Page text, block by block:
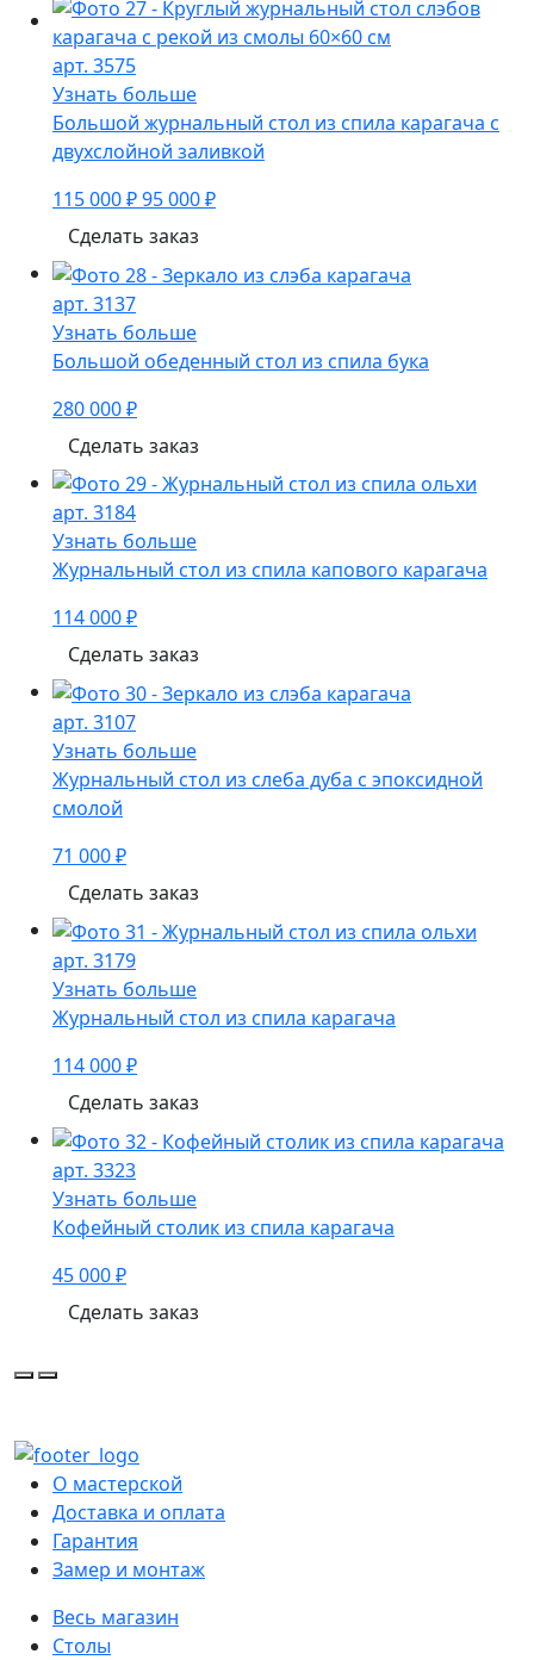
арт. 3575
Узнать больше
Большой журнальный стол из спила карагача с
двухслойной заливкой
115 000 ₽95 000 ₽
Сделать заказ
арт. 3137
Узнать больше
Большой обеденный стол из спила бука
280 000 ₽
Сделать заказ
арт. 3184
Узнать больше
Журнальный стол из спила капового карагача
114 000 ₽
Сделать заказ
арт. 3107
Узнать больше
Журнальный стол из слеба дуба с эпоксидной
смолой
71 000 ₽
Сделать заказ
арт. 3179
Узнать больше
Журнальный стол из спила карагача
114 000 ₽
Сделать заказ
арт. 3323
Узнать больше
Кофейный столик из спила карагача
45 000 ₽
Сделать заказ
О мастерской
Доставка и оплата
Гарантия
Замер и монтаж
Весь магазин
Столы